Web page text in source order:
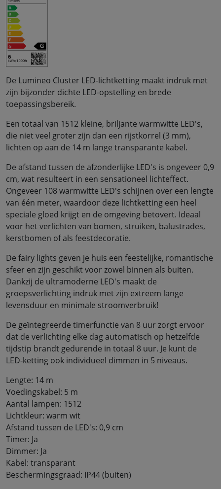
De Lumineo Cluster LED-lichtketting maakt indruk met
zijn bijzonder dichte LED-opstelling en brede
toepassingsbereik.
Een totaal van 1512 kleine, briljante warmwitte LED's,
die niet veel groter zijn dan een rijstkorrel (3 mm),
lichten op aan de 14 m lange transparante kabel.
De afstand tussen de afzonderlijke LED's is ongeveer 0,9
cm, wat resulteert in een sensationeel lichteffect.
Ongeveer 108 warmwitte LED's schijnen over een lengte
van één meter, waardoor deze lichtketting een heel
speciale gloed krijgt en de omgeving betovert. Ideaal
voor het verlichten van bomen, struiken, balustrades,
kerstbomen of als feestdecoratie.
De fairy lights geven je huis een feestelijke, romantische
sfeer en zijn geschikt voor zowel binnen als buiten.
Dankzij de ultramoderne LED's maakt de
groepsverlichting indruk met zijn extreem lange
levensduur en minimale stroomverbruik!
De geïntegreerde timerfunctie van 8 uur zorgt ervoor
dat de verlichting elke dag automatisch op hetzelfde
tijdstip brandt gedurende in totaal 8 uur. Je kunt de
LED-ketting ook individueel dimmen in 5 niveaus.
Lengte: 14 m
Voedingskabel: 5 m
Aantal lampen: 1512
Lichtkleur: warm wit
Afstand tussen de LED's: 0,9 cm
Timer: Ja
Dimmer: Ja
Kabel: transparant
Beschermingsgraad: IP44 (buiten)